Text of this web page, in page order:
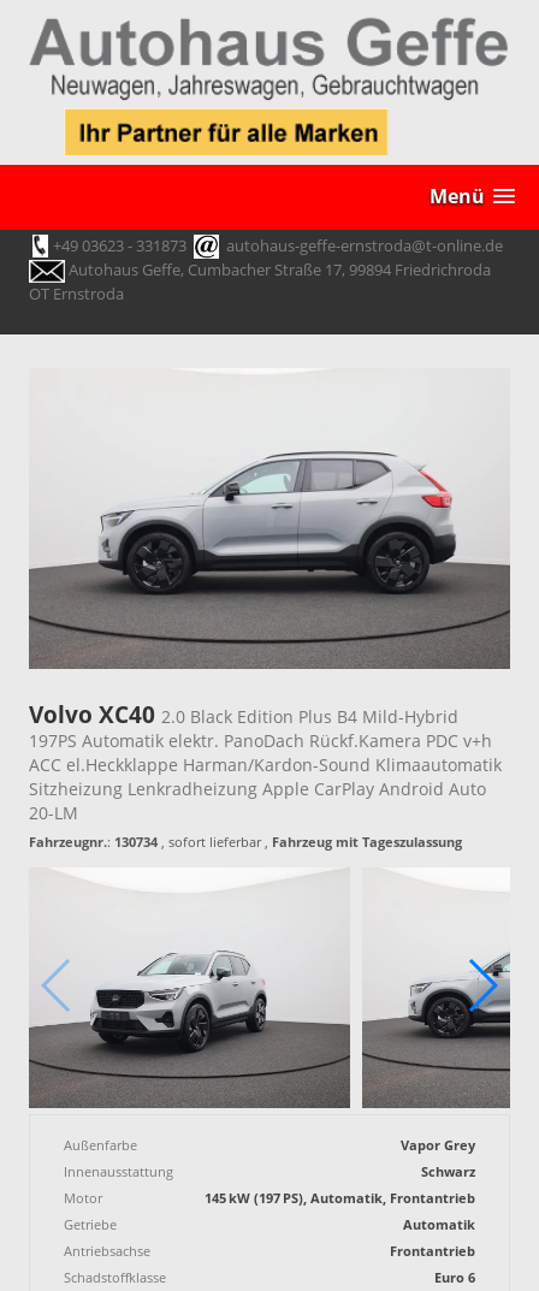
Menü
+49 03623 - 331873
autohaus-geffe-ernstroda@t-online.de
Autohaus Geffe, Cumbacher Straße 17, 99894 Friedrichroda
OT Ernstroda
Volvo XC40 2.0 Black Edition Plus B4 Mild-Hybrid
197PS Automatik elektr. PanoDach Rückf.Kamera PDC v+h
ACC el.Heckklappe Harman/Kardon-Sound Klimaautomatik
Sitzheizung Lenkradheizung Apple CarPlay Android Auto
20-LM
Fahrzeugnr.: 130734 , sofort lieferbar, Fahrzeug mit Tageszulassung
Außenfarbe
Vapor Grey
Innenausstattung
Schwarz
Motor
145 kW (197 PS), Automatik, Frontantrieb
Getriebe
Automatik
Antriebsachse
Frontantrieb
Schadstoffklasse
Euro 6